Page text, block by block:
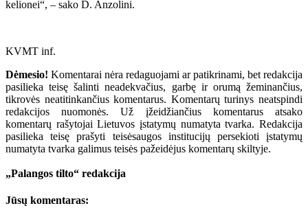
kelionei“, – sako D. Anzolini.
KVMT inf.
Dėmesio! Komentarai nėra redaguojami ar patikrinami, bet redakcija
pasilieka teisę šalinti neadekvačius, garbę ir orumą žeminančius,
tikrovės neatitinkančius komentarus. Komentarų turinys neatspindi
redakcijos nuomonės. Už įžeidžiančius komentarus atsako
komentarų rašytojai Lietuvos įstatymų numatyta tvarka. Redakcija
pasilieka teisę prašyti teisėsaugos institucijų persekioti įstatymų
numatyta tvarka galimus teisės pažeidėjus komentarų skiltyje.
„Palangos tilto“ redakcija
Jūsų komentaras: